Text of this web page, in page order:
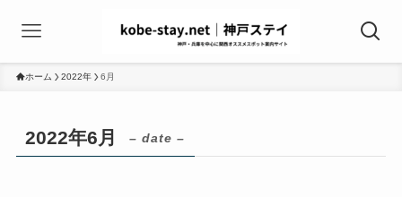
ホーム 2022年 6月
2022年6月 – date –